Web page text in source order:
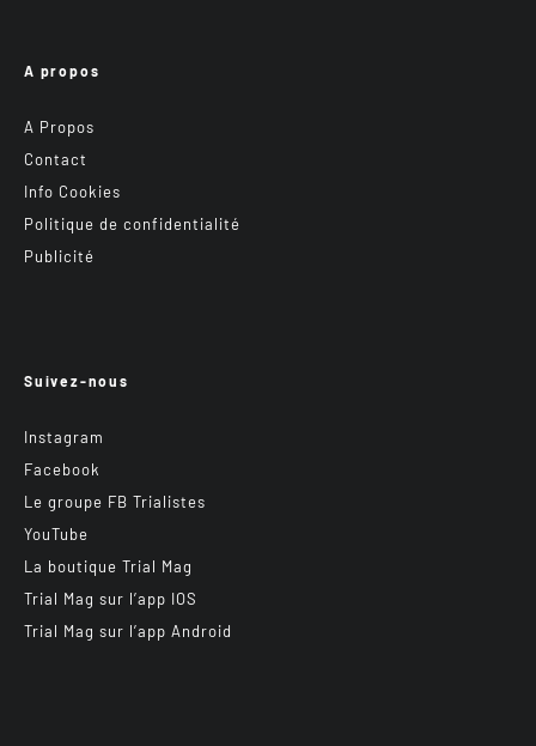
A propos
A Propos
Contact
Info Cookies
Politique de confidentialité
Publicité
Suivez-nous
Instagram
Facebook
Le groupe FB Trialistes
YouTube
La boutique Trial Mag
Trial Mag sur l’app IOS
Trial Mag sur l’app Android